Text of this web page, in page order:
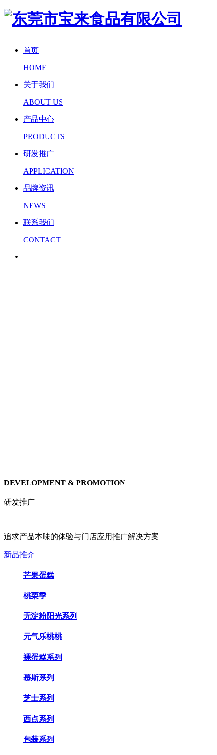
首页
HOME
关于我们
ABOUT US
产品中心
PRODUCTS
研发推广
APPLICATION
品牌资讯
NEWS
联系我们
CONTACT
DEVELOPMENT & PROMOTION
研发推广
追求产品本味的体验与门店应用推广解决方案
新品推介
芒果蛋糕
桃栗季
无淀粉阳光系列
元气乐桃桃
裸蛋糕系列
慕斯系列
芝士系列
西点系列
包装系列